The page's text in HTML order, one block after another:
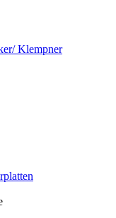
Klempner